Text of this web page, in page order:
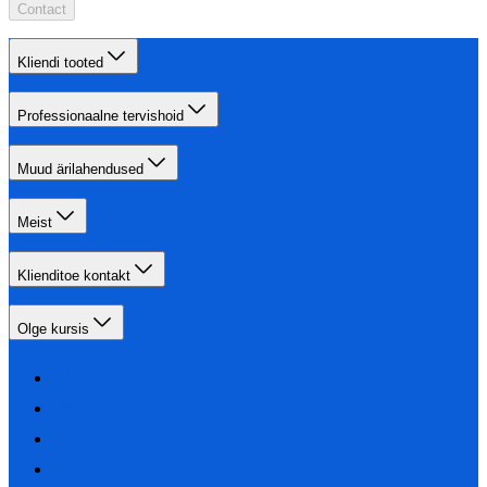
Contact
Kliendi tooted
Professionaalne tervishoid
Muud ärilahendused
Meist
Klienditoe kontakt
Olge kursis